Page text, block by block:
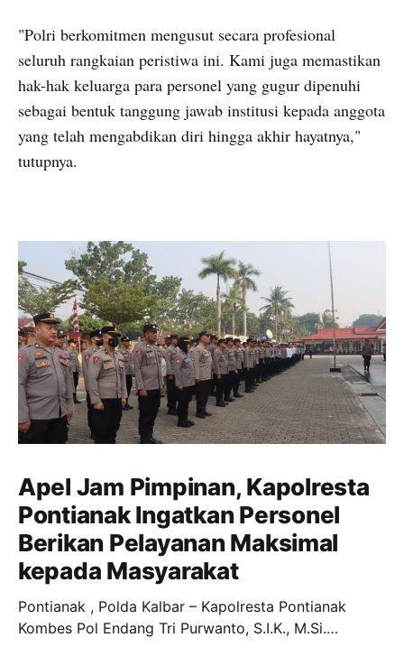
"Polri berkomitmen mengusut secara profesional
seluruh rangkaian peristiwa ini. Kami juga memastikan
hak-hak keluarga para personel yang gugur dipenuhi
sebagai bentuk tanggung jawab institusi kepada anggota
yang telah mengabdikan diri hingga akhir hayatnya,"
tutupnya.
Apel Jam Pimpinan, Kapolresta
Pontianak Ingatkan Personel
Berikan Pelayanan Maksimal
kepada Masyarakat
Pontianak , Polda Kalbar – Kapolresta Pontianak
Kombes Pol Endang Tri Purwanto, S.I.K., M.Si.